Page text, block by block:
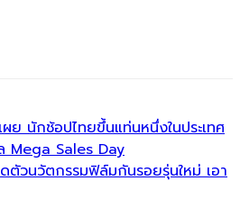
ย นักช้อปไทยขึ้นแท่นหนึ่งในประเทศ
Mega Sales Day
ตัวนวัตกรรมฟิล์มกันรอยรุ่นใหม่ เอา